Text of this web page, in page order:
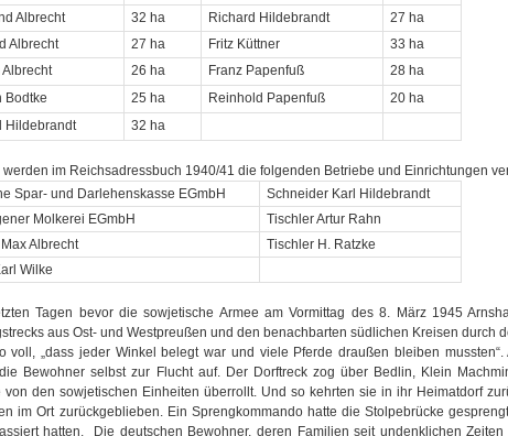
Albrecht
32 ha Richard Hildebrandt
27 ha
Albrecht
27 ha Fritz Küttner
33 ha
26 ha Franz Papenfuß
28 ha
Bodtke
25 ha Reinhold Papenfuß
20 ha
Hildebrandt
32 ha
werden im Reichsadressbuch 1940/41 die folgenden Betriebe und Einrichtungen
Spar- und Darlehenskasse EGmbH
Schneider Karl Hildebrandt
Molkerei EGmbH
Tischler Artur Rahn
Albrecht
Tischler H. Ratzke
Wilke
Tagen bevor die sowjetische Armee am Vormittag des 8. März 1945
aus Ost- und Westpreußen und den benachbarten südlichen Kreisen durch
voll, „dass jeder Winkel belegt war und viele Pferde draußen bleiben
Bewohner selbst zur Flucht auf. Der Dorftreck zog über Bedlin, Klein
von den sowjetischen Einheiten überrollt. Und so kehrten sie in ihr Heimatdorf
im Ort zurückgeblieben. Ein Sprengkommando hatte die Stolpebrücke
hatten. Die deutschen Bewohner, deren Familien seit undenklichen